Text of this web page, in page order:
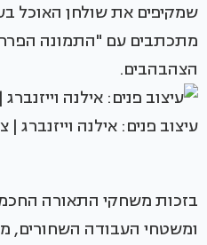
שמקיפים את שולחן האוכל
מתכתבים עם "התמונה
הצהבהבים.
עיצוב פנים: אילנה וייזנברג |
בזכות משחקי התאורה
ומשטחי העבודה השחורים,